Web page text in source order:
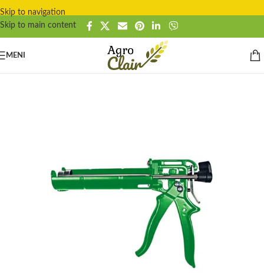
Skip to navigation
Skip to main content
MENI